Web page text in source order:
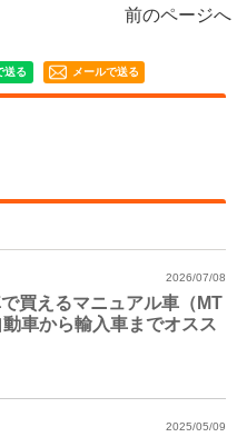
前のページへ
メールで送る
で買えるマニュアル車（MT
車から輸入車までオスス
2026/07/08
2025/05/09